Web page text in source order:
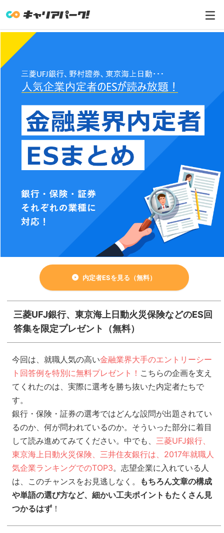
内定者ESを見る（無料）
三菱UFJ銀行、東京海上日動火災保険などのES回
答集を限定プレゼント（無料）
今回は、就職人気の高い金融業界大手のエントリーシー
ト回答例を特別に無料プレゼント！ こちらの企画を支え
てくれたのは、実際に選考を勝ち抜いた内定者たちで
す。
銀行・保険・証券の選考ではどんな設問が出題されてい
るのか、何が問われているのか。そういった部分に着目
して読み進めてみてください。中でも、 三菱UFJ銀行、
東京海上日動火災保険、三井住友銀行は、2017年就職人
気企業ランキングでのTOP3。志望企業に入れている人
は、このチャンスをお見逃しなく。
もちろん文章の構成
や単語の選び方など、細かい工夫ポイントもたくさん見
つかるはず ！